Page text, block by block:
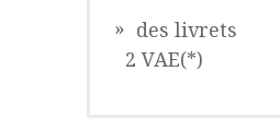
des livrets
2 VAE(*)